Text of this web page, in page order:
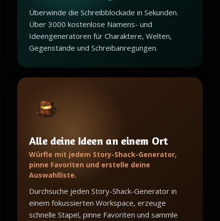
Überwinde die Schreibblockade in Sekunden.
Über 3000 kostenlose Namens- und
Ideengeneratoren für Charaktere, Welten,
Gegenstände und Schreibanregungen.
Alle deine Ideen an einem Ort
Würfle mit jedem Story-Shack-Generator,
pinne Favoriten und erstelle deine
Auswahlliste.
Durchsuche jeden Story-Shack-Generator in
einem fokussierten Workspace, erzeuge
schnelle Stapel, pinne Favoriten und sammle